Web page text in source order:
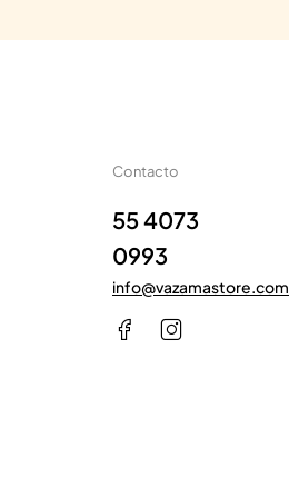
Contacto
55 4073
0993
info@vazamastore.com